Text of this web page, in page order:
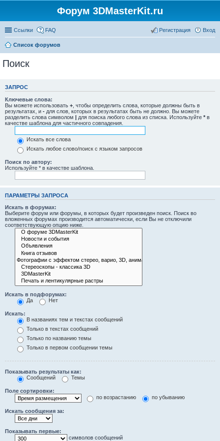
Форум 3DMasterKit.ru
Ссылки FAQ Вход
Регистрация
Список форумов
Поиск
ЗАПРОС
Ключевые слова:
Вы можете использовать + , чтобы определить слова, которые должны быть в
результатах, и - для слов, которых в результатах быть не должно. Вы можете
разделить слова символом | для поиска любого слова из списка. Используйте * в
качестве шаблона для частичного совпадения.
Искать все слова
Искать любое слово/поиск с языком запросов
Поиск по автору:
Используйте * в качестве шаблона.
ПАРАМЕТРЫ ЗАПРОСА
Искать в форумах:
Выберите форум или форумы, в которых будет произведен поиск. Поиск во
вложенных форумах производится автоматически, если Вы не отключили
соответствующую опцию ниже.
Искать в подфорумах:
Да
Нет
Искать:
В названиях тем и текстах сообщений
Только в текстах сообщений
Только по названию темы
Только в первом сообщении темы
Показывать результаты как:
Сообщений
Темы
Поле сортировки:
по возрастанию
по убыванию
Искать сообщения за:
Показывать первые:
символов сообщений